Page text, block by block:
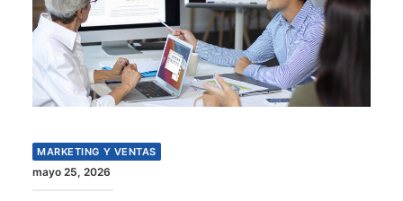
MARKETING Y VENTAS
mayo 25, 2026